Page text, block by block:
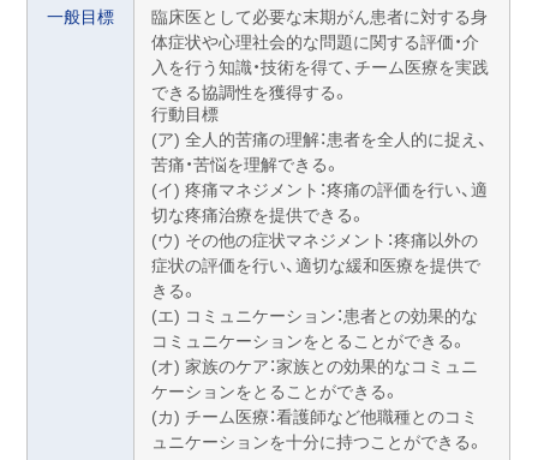
一般目標
臨床医として必要な末期がん患者に対する身
体症状や心理社会的な問題に関する評価・介
入を行う知識・技術を得て、チーム医療を実践
できる協調性を獲得する。
行動目標
(ア) 全人的苦痛の理解：患者を全人的に捉え、
苦痛・苦悩を理解できる。
(イ) 疼痛マネジメント：疼痛の評価を行い、適
切な疼痛治療を提供できる。
(ウ) その他の症状マネジメント：疼痛以外の
症状の評価を行い、適切な緩和医療を提供で
きる。
(エ) コミュニケーション：患者との効果的な
コミュニケーションをとることができる。
(オ) 家族のケア：家族との効果的なコミュニ
ケーションをとることができる。
(カ) チーム医療：看護師など他職種とのコミ
ュニケーションを十分に持つことができる。